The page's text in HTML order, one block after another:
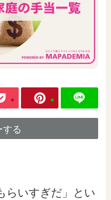
する
らいすぎだ」とい